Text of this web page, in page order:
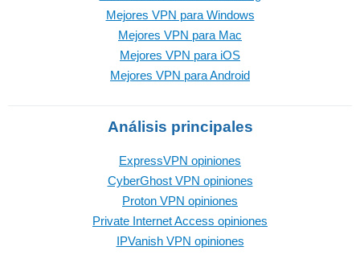
Mejores VPN para Windows
Mejores VPN para Mac
Mejores VPN para iOS
Mejores VPN para Android
Análisis principales
ExpressVPN opiniones
CyberGhost VPN opiniones
Proton VPN opiniones
Private Internet Access opiniones
IPVanish VPN opiniones